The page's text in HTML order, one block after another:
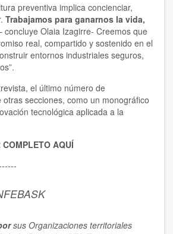
preventiva implica concienciar,
Trabajamos para ganarnos la vida,
concluye Olaia Izagirre- Creemos que
real, compartido y sostenido en el
entornos industriales seguros,
el último número de
otras secciones, como un monográfico
tecnológica aplicada a la
COMPLETO AQUÍ
sus Organizaciones territoriales